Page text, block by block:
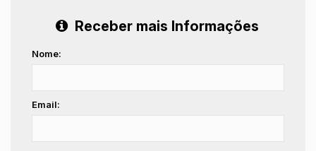
Receber mais Informações
Nome:
Email: